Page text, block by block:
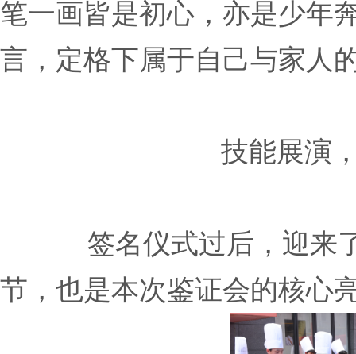
笔一画皆是初心，亦是少年
言，定格下属于自己与家人
技能展演
签名仪式过后，迎来
节，也是本次鉴证会的核心